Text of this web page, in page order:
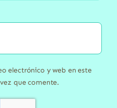
electrónico y web en este
que comente.